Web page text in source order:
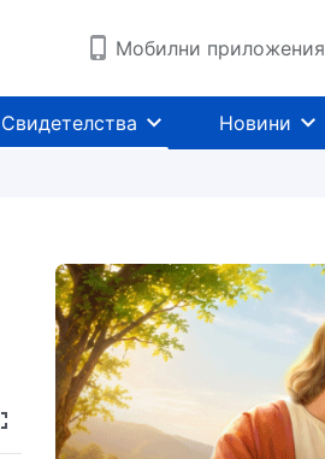
Мобилни приложения
Свидетелства Новини